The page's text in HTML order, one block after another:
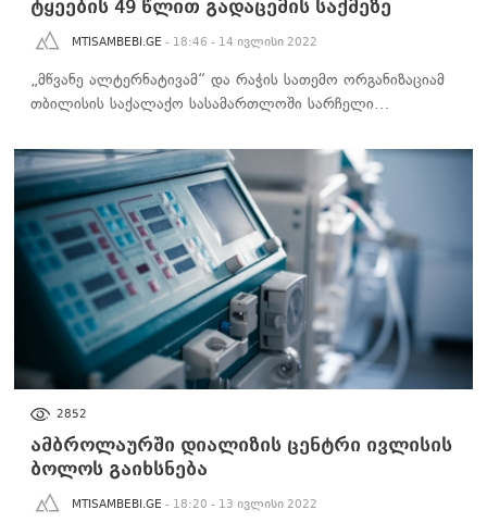
ტყეების 49 წლით გადაცემის საქმეზე
MTISAMBEBI.GE - 18:46 - 14 ივლისი 2022
„მწვანე ალტერნატივამ“ და რაჭის სათემო ორგანიზაციამ
თბილისის საქალაქო სასამართლოში სარჩელი…
2852
ამბროლაურში დიალიზის ცენტრი ივლისის
ბოლოს გაიხსნება
MTISAMBEBI.GE - 18:20 - 13 ივლისი 2022